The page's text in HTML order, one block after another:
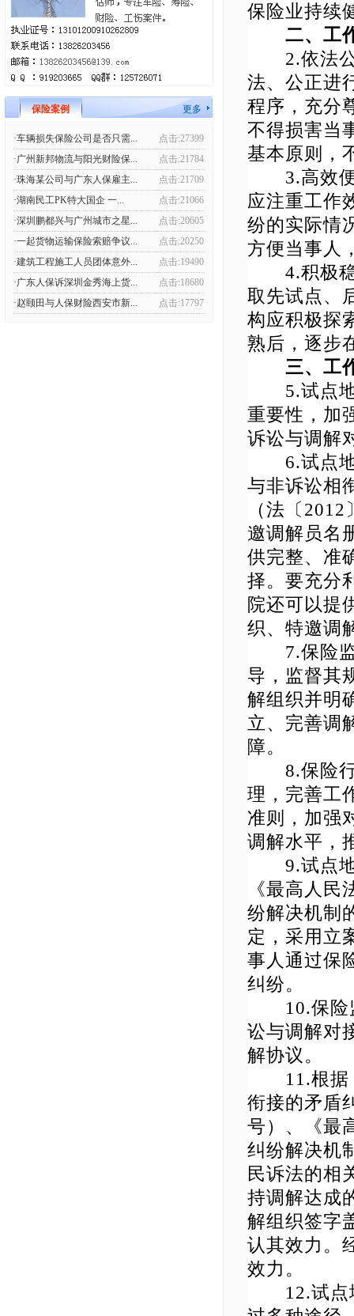
保险案例 更多
·车辆损失保险公司是否只需...
点击:27399
·广州新邦物流与阳光财险保...
点击:21784
·珠海某公司与广东人保雇主...
点击:21709
·湖南民工PK特大国企 一...
点击:21066
·深圳鹏都兴与广州城市之星...
点击:20605
·一起货物运输保险索赔争议...
点击:20250
·建筑工程施工人员团体意外...
点击:19490
·广东人保诉深圳金秀海上货...
点击:18680
·赵颐田与人保财险西安市新...
点击:17797
保险业持续
二、工
2.依法公
法、公正进
程序，充分
不得损害当
基本原则，
3.高效便
应注重工作
纷的实际情
方便当事人
4.积极稳
取先试点、
构应积极探
熟后，逐步
三、工
5.试点地
重要性，加
诉讼与调解
6.试点地
与非诉讼相
（法〔
邀调解员名
供完整、准
择。要充分
院还可以提
织、特邀调
7.保险监
导，监督其
解组织并明
立、完善调
障。
8.保险行
理，完善工
准则，加强
调解水平，
9.试点地
《最高人
纷解决机制
定，采用立
事人通过保
纠纷。
10.保险监
讼与调解对
解协议。
11.根据《
衔接的矛盾
号）、《最
纠纷解决机
民诉法的相
持调解达成
解组织签字
认其效力。
效力。
12.试点地